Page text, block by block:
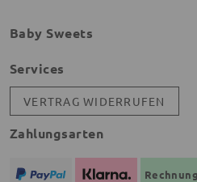
Baby Sweets
Services
VERTRAG WIDERRUFEN
Zahlungsarten
Rechnung